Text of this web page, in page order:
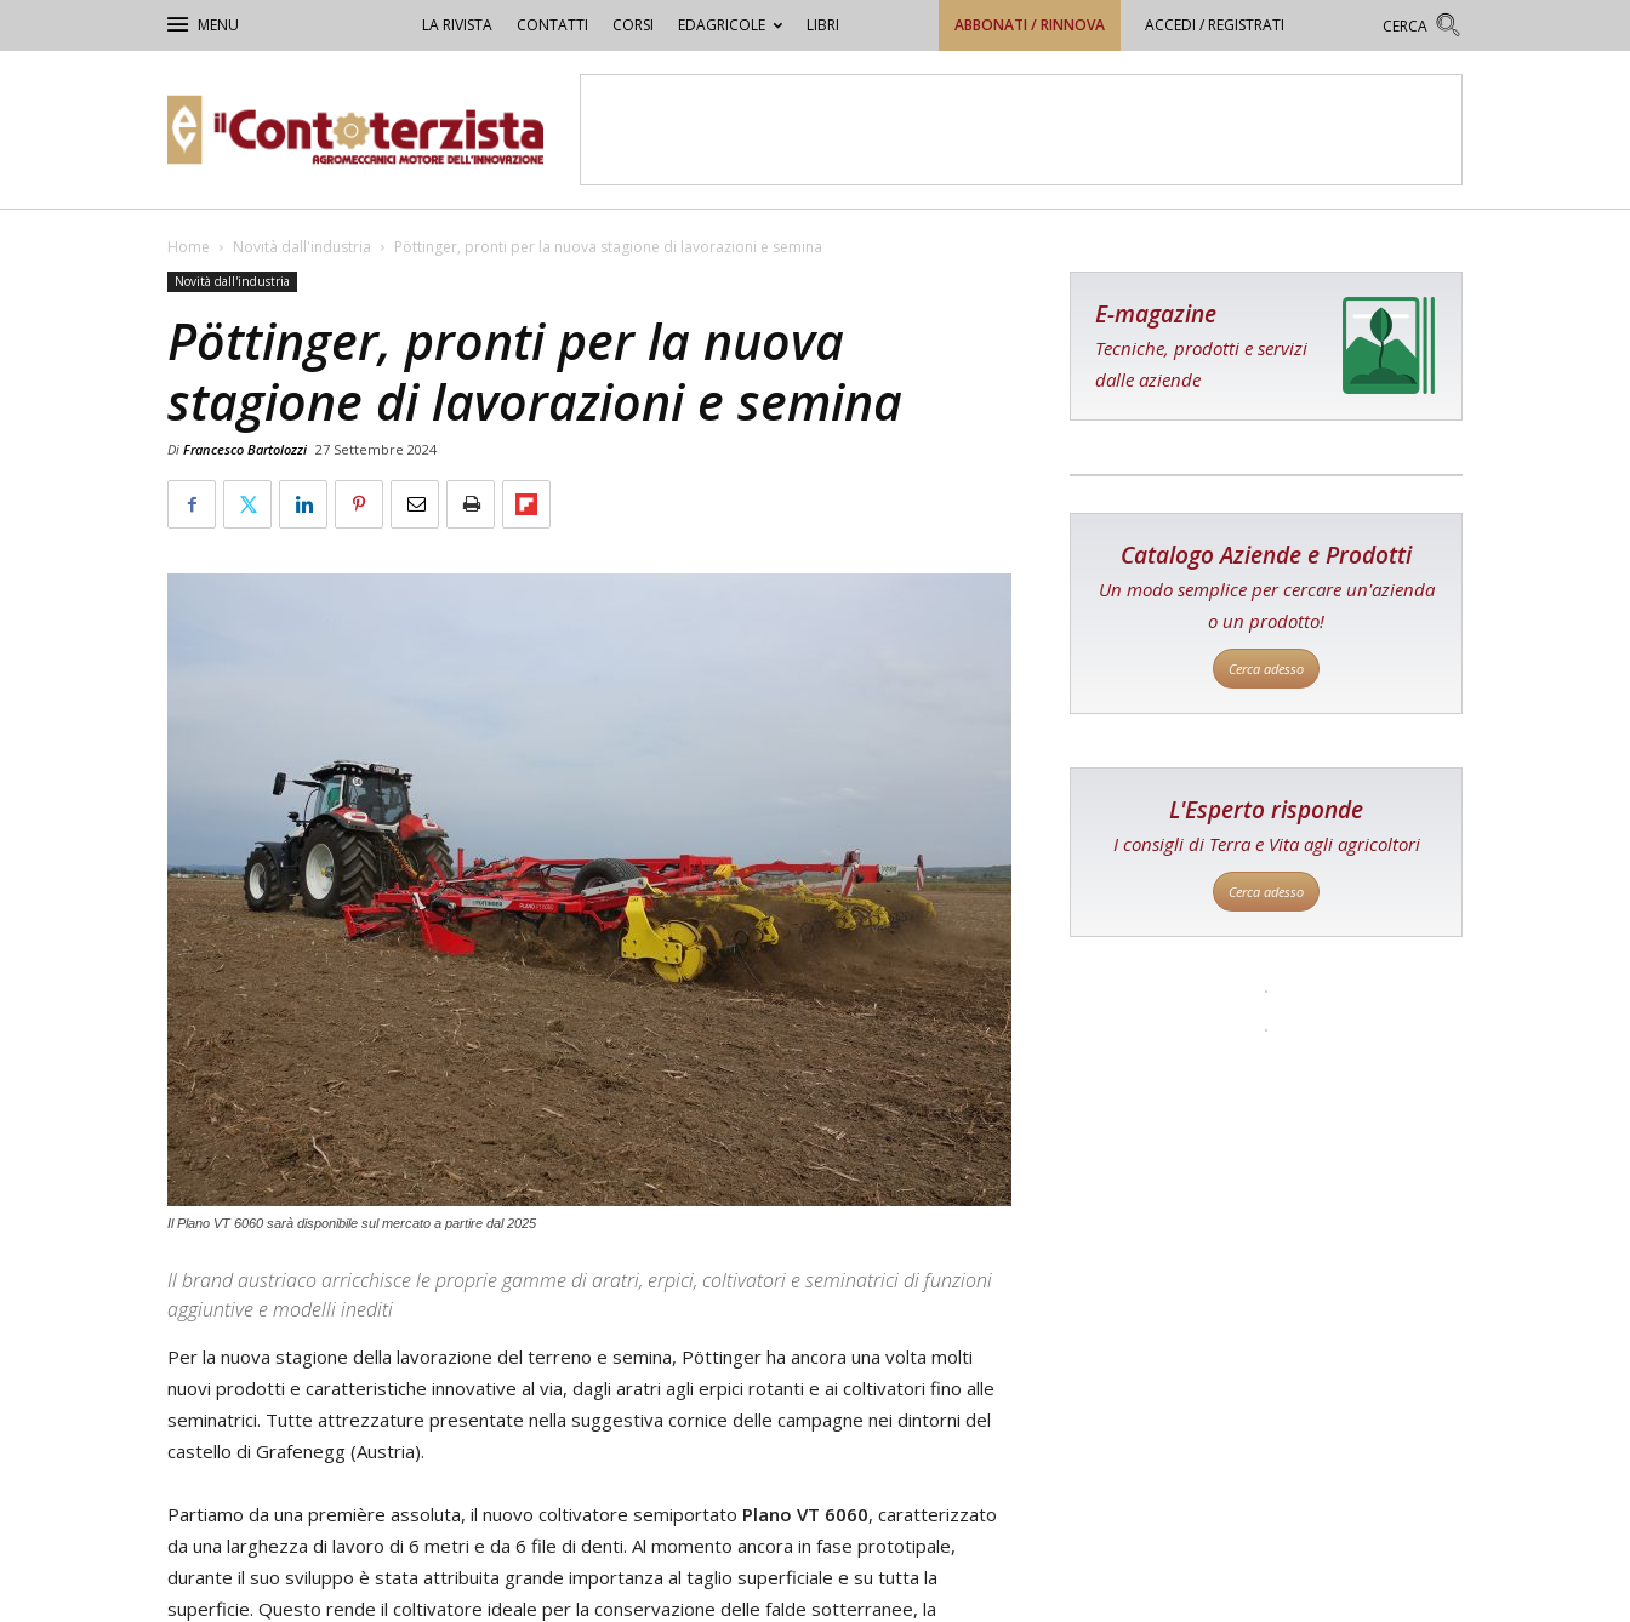
LA RIVISTA CONTATTI CORSI EDAGRICOLE LIBRI ABBONATI / RINNOVA ACCEDI / REGISTRATI
Contoterzista
Home Novità dall'industria Pöttinger, pronti per la nuova stagione di lavorazioni e semina
Novità dall'industria
Pöttinger, pronti per la nuova
stagione di lavorazioni e semina
Di Francesco Bartolozzi 27 Settembre 2024
Il Plano VT 6060 sarà disponibile sul mercato a partire dal 2025
Il brand austriaco arricchisce le proprie gamme di aratri, erpici, coltivatori e seminatrici di funzioni
aggiuntive e modelli inediti
Per la nuova stagione della lavorazione del terreno e semina, Pöttinger ha ancora una volta molti
nuovi prodotti e caratteristiche innovative al via, dagli aratri agli erpici rotanti e ai coltivatori fino alle
seminatrici. Tutte attrezzature presentate nella suggestiva cornice delle campagne nei dintorni del
castello di Grafenegg (Austria).
Partiamo da una première assoluta, il nuovo coltivatore semiportato Plano VT 6060, caratterizzato
da una larghezza di lavoro di 6 metri e da 6 file di denti. Al momento ancora in fase prototipale,
durante il suo sviluppo è stata attribuita grande importanza al taglio superficiale e su tutta la
superficie. Questo rende il coltivatore ideale per la conservazione delle falde sotterranee, la
E-magazine
Tecniche, prodotti e servizi
dalle aziende
Catalogo Aziende e Prodotti
Un modo semplice per cercare un'azienda
o un prodotto!
Cerca adesso
L'Esperto risponde
I consigli di Terra e Vita agli agricoltori
Cerca adesso